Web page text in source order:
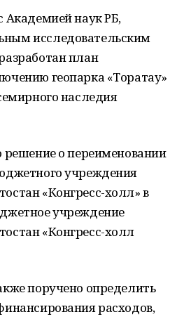
Академией наук РБ,
исследовательским
план
геопарка «Торатау»
наследия
решение о переименовании
учреждения
«Конгресс-холл» в
учреждение
«Конгресс-холл
поручено определить
расходов,